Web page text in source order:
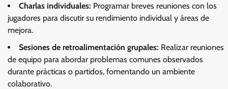
Charlas individuales: Programar breves reuniones con los
jugadores para discutir su rendimiento individual y áreas de
mejora.
Sesiones de retroalimentación grupales: Realizar reuniones
de equipo para abordar problemas comunes observados
durante prácticas o partidos, fomentando un ambiente
colaborativo.